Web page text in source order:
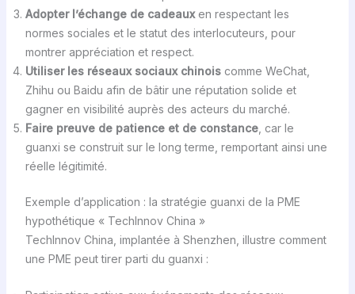
Adopter l’échange de cadeauxen respectant les
normes sociales et le statut des interlocuteurs, pour
montrer appréciation et respect.
Utiliser les réseaux sociaux chinoiscomme WeChat,
Zhihu ou Baidu afin de bâtir une réputation solide et
gagner en visibilité auprès des acteurs du marché.
Faire preuve de patience et de constance, car le
guanxi se construit sur le long terme, remportant ainsi une
réelle légitimité.
Exemple d’application : la stratégie guanxi de la PME
hypothétique « TechInnov China »
TechInnov China, implantée à Shenzhen, illustre comment
une PME peut tirer parti du guanxi :